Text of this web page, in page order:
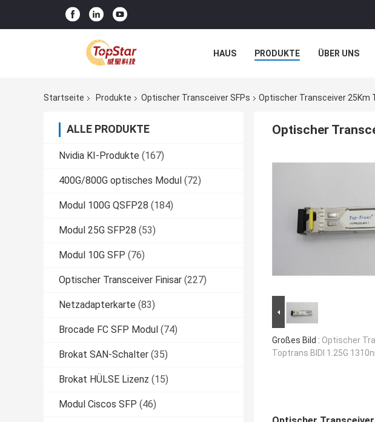
HAUS PRODUKTE ÜBER UNS
Startseite
Produkte Optischer Transceiver SFPs Optischer Transceiver 25Km
ALLE PRODUKTE
Nvidia KI-Produkte (167)
400G/800G optisches Modul (72)
Modul 100G QSFP28 (184)
Modul 25G SFP28 (53)
Modul 10G SFP (76)
Optischer Transceiver Finisar (227)
Netzadapterkarte (83)
Brocade FC SFP Modul (74)
Brokat SAN-Schalter (35)
Brokat HÜLSE Lizenz (15)
Modul Ciscos SFP (46)
Optischer
Großes Bild : Optischer
Toptrans BIDI 1.25G